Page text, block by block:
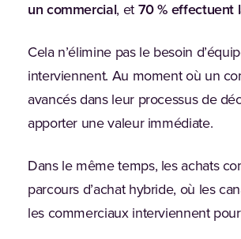
un commercial, et 70 % effectuent
Cela n’élimine pas le besoin
interviennent. Au moment où un
avancés dans leur processus de
apporter une valeur immédiate.
Dans le même temps, les achats
parcours d’achat hybride, où les
les commerciaux interviennent